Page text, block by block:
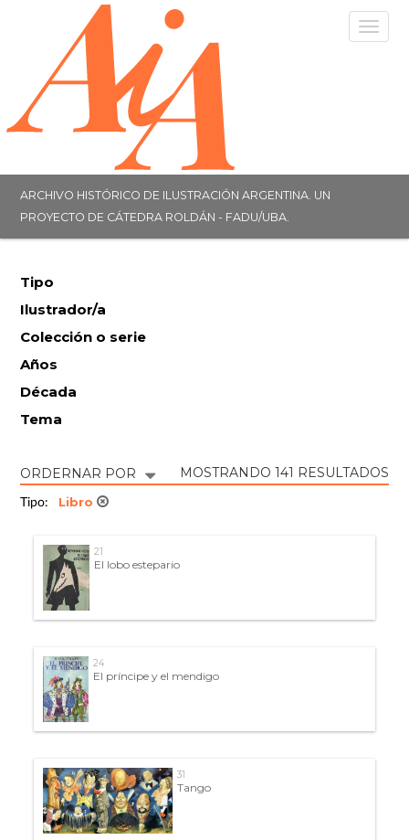
ARCHIVO HISTÓRICO DE ILUSTRACIÓN ARGENTINA. UN
PROYECTO DE CÁTEDRA ROLDÁN - FADU/UBA.
Tipo
Ilustrador/a
Colección o serie
Años
Década
Tema
ORDERNAR POR MOSTRANDO 141 RESULTADOS
Tipo: Libro
21
El lobo estepario
24
El príncipe y el mendigo
31
Tango